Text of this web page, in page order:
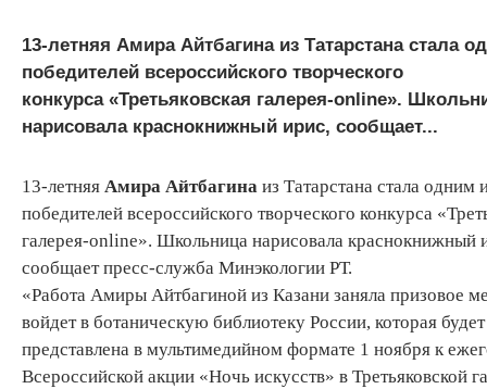
13-летняя Амира Айтбагина из Татарстана стала
победителей всероссийского творческого
конкурса «Третьяковская галерея-online».
нарисовала краснокнижный ирис, сообщает...
13-летняя Амира Айтбагина из Татарстана стала одним
победителей всероссийского творческого конкурса
галерея-online». Школьница нарисовала краснокнижный
сообщает пресс-служба Минэкологии РТ.
«Работа Амиры Айтбагиной из Казани заняла призовое
войдет в ботаническую библиотеку России, которая будет
представлена в мультимедийном формате 1 ноября к
Всероссийской акции «Ночь искусств» в Третьяковской